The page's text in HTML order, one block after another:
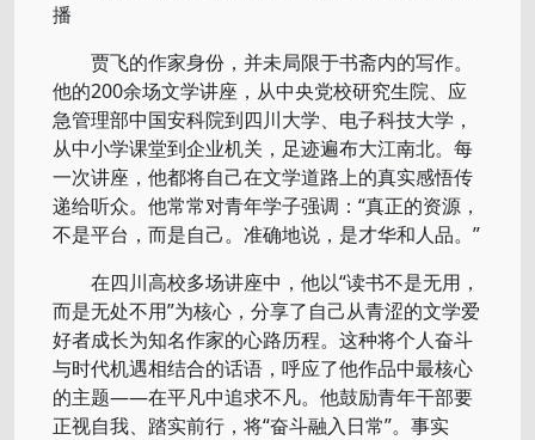
播
贾飞的作家身份，并未局限于书斋内的写作。
他的200余场文学讲座，从中央党校研究生院、应
急管理部中国安科院到四川大学、电子科技大学，
从中小学课堂到企业机关，足迹遍布大江南北。每
一次讲座，他都将自己在文学道路上的真实感悟传
递给听众。他常常对青年学子强调：“真正的资源，
不是平台，而是自己。准确地说，是才华和人品。”
在四川高校多场讲座中，他以“读书不是无用，
而是无处不用”为核心，分享了自己从青涩的文学爱
好者成长为知名作家的心路历程。这种将个人奋斗
与时代机遇相结合的话语，呼应了他作品中最核心
的主题——在平凡中追求不凡。他鼓励青年干部要
正视自我、踏实前行，将“奋斗融入日常”。事实